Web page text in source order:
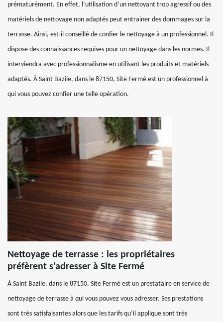
prématurément. En effet, l’utilisation d’un nettoyant trop agressif ou des
matériels de nettoyage non adaptés peut entrainer des dommages sur la
terrasse. Ainsi, est-il conseillé de confier le nettoyage à un professionnel. Il
dispose des connaissances requises pour un nettoyage dans les normes. Il
interviendra avec professionnalisme en utilisant les produits et matériels
adaptés. À Saint Bazile, dans le 87150, Site Fermé est un professionnel à
qui vous pouvez confier une telle opération.
Nettoyage de terrasse : les propriétaires
préfèrent s’adresser à Site Fermé
À Saint Bazile, dans le 87150, Site Fermé est un prestataire en service de
nettoyage de terrasse à qui vous pouvez vous adresser. Ses prestations
sont très satisfaisantes alors que les tarifs qu’il applique sont très